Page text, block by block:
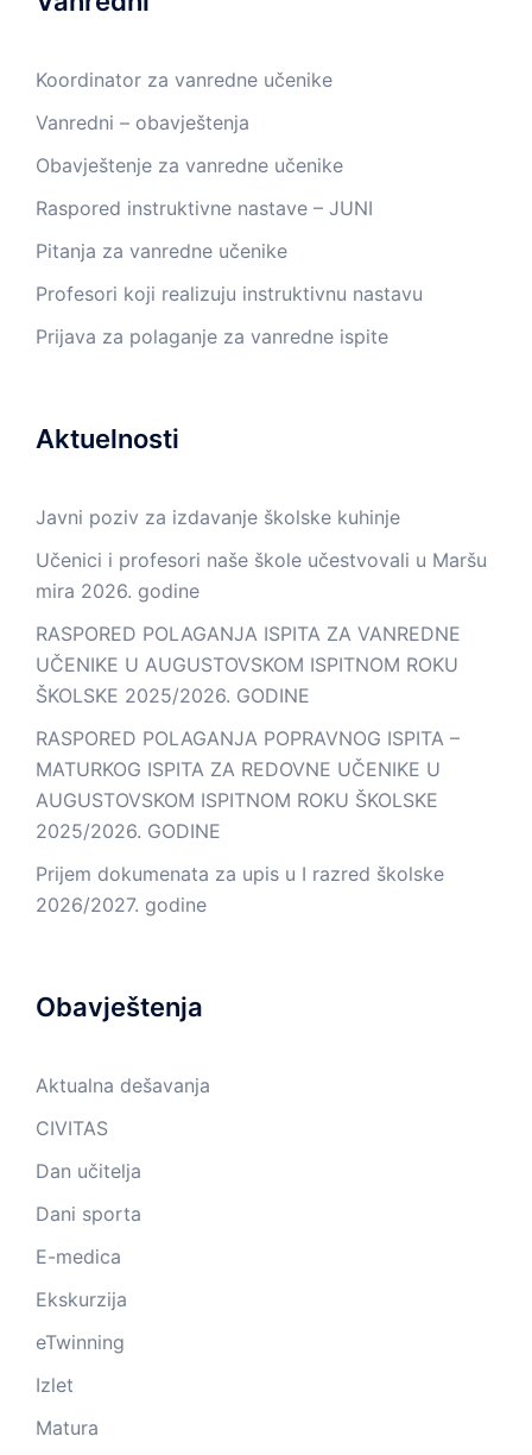
Koordinator za vanredne učenike
Vanredni – obavještenja
Obavještenje za vanredne učenike
Raspored instruktivne nastave – JUNI
Pitanja za vanredne učenike
Profesori koji realizuju instruktivnu nastavu
Prijava za polaganje za vanredne ispite
Aktuelnosti
Javni poziv za izdavanje školske kuhinje
Učenici i profesori naše škole učestvovali u Maršu
mira 2026. godine
RASPORED POLAGANJA ISPITA ZA VANREDNE
UČENIKE U AUGUSTOVSKOM ISPITNOM ROKU
ŠKOLSKE 2025/2026. GODINE
RASPORED POLAGANJA POPRAVNOG ISPITA –
MATURKOG ISPITA ZA REDOVNE UČENIKE U
AUGUSTOVSKOM ISPITNOM ROKU ŠKOLSKE
2025/2026. GODINE
Prijem dokumenata za upis u I razred školske
2026/2027. godine
Obavještenja
Aktualna dešavanja
CIVITAS
Dan učitelja
Dani sporta
E-medica
Ekskurzija
eTwinning
Izlet
Matura